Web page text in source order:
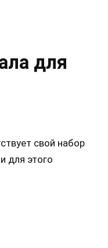
для
свой набор
для этого